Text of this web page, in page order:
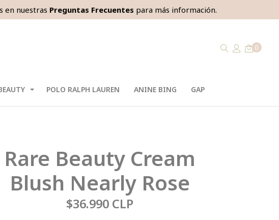
en nuestras Preguntas Frecuentes para más información.
0
POLO RALPH LAUREN ANINE BING GAP
Rare Beauty Cream
Blush Nearly Rose
$36.990 CLP